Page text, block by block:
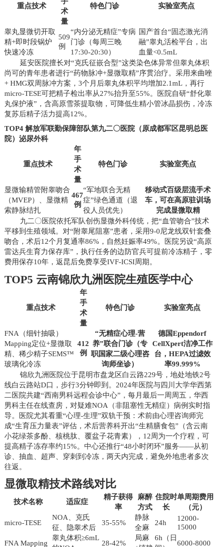
重点技术
术
量
特色门诊 实验室亮点
睾丸显微切开取
精+即时段锅炉
快速冷冻
509
例
“内分泌无精症”专病
门诊（每周三晚
17:30-20:30）
国产首台“固态激光消
融”睾丸活检平台，出
血量<0.5mL
延安医院擅长对“克氏征嵌合型”这类染色体异常但睾丸体积
尚可的青年患者进行“药物脉冲+显微取精”序贯治疗。采用来曲唑
+ HMG双周脉冲方案，3个月后睾丸体积平均增加2.1mL，再行
micro-TESE可把精子检出率从27%抬升至55%。医院自研“舒化睾
丸保护液”，含高原雪茶提取物，可降低生精小管冰晶损伤，冷冻
复苏后精子活力提高12%。
TOP4 解放军联勤保障部队第九二〇医院（原成都军区昆明总医
院）泌尿外科
重点技术
年
手
术
量
特色门诊 实验室亮点
显微输精管附睾吻合
（MVEP）、显微精
索静脉结扎
467
例
“军地联合无精
症”绿色通道（退
役人员优先）
移动式百级层流手术
车，可在高原驻训场
完成显微取精
九二〇医院依托军队创伤显微外科传统，把“血管吻合”技术
平移到生殖领域。对“附睾尾阻塞”患者，采用9-0尼龙线双针套叠
吻合，术后12个月复通率86%，自然妊娠率49%。医院另设“高原
雷达兵生育力保存库”，执行任务的边防官兵可提前冷冻精子，零
费用保存10年，返昆后免费享受IVF-ICSI周期。
TOP5 云南锦欣九洲医院生殖医学中心
重点技术
年
手
术
量
特色门诊 实验室亮点
FNA（细针抽吸）
Mapping定位+显微取
精、稀少精子SEMS™
玻璃化冷冻
412
例
“无精症心理-营
养”联合门诊（专
职国家二级心理咨
询师坐诊）
德国Eppendorf
CellXpert洁净工作
台，HEPA过滤效
率99.999%
锦欣九洲医院位于昆明市盘龙区白云路229号，地处地铁2号
线白云路站D口，步行3分钟即到。2024年医院与四川大学华西第
二医院共建“西南男科远程会诊中心”，每月最后一周周五，华西
男科主任在线查房，对疑难NOA（非阻塞性无精症）病例实时指
导。医院尤其看重“心理-生理”双轨干预：术前由心理咨询师完
成“生育压力量表”评估，术后营养科开出“生精膳食包”（含云南
小花绿茶多酚、核桃肽、覆盆子花青素），12周为一个疗程，可
提高精子冻存率约15%。中心还推行“48小时闭环”服务——从初
诊、抽血、超声、穿刺到冷冻，两天内完成，避免外地患者多次
往返。
显微取精技术路线对比
技术名称 适应症
精子获得
率
麻醉
方式
住院时
长
单周期费用
（元）
micro-TESE
NOA、克氏
征、隐睾术后
35-55%
静脉
全麻
24h
12000-
15000
FNA Mapping
睾丸体积≥6mL
28-42%
局麻
6h（日
6000-8000